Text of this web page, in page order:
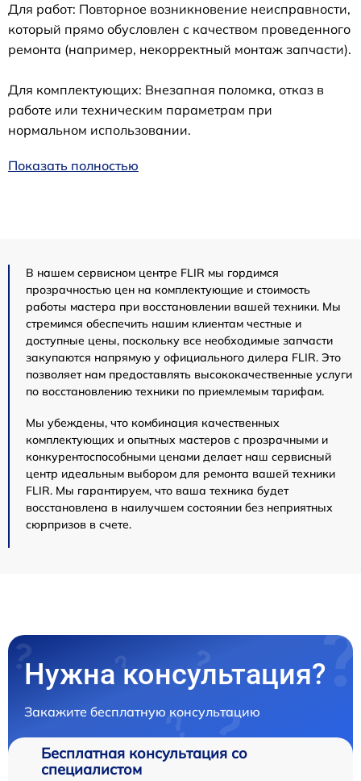
Для работ: Повторное возникновение неисправности,
который прямо обусловлен с качеством проведенного
ремонта (например, некорректный монтаж запчасти).
Для комплектующих: Внезапная поломка, отказ в
работе или техническим параметрам при
нормальном использовании.
Показать полностью
В нашем сервисном центре FLIR мы гордимся
прозрачностью цен на комплектующие и стоимость
работы мастера при восстановлении вашей техники. Мы
стремимся обеспечить нашим клиентам честные и
доступные цены, поскольку все необходимые запчасти
закупаются напрямую у официального дилера FLIR. Это
позволяет нам предоставлять высококачественные услуги
по восстановлению техники по приемлемым тарифам.
Мы убеждены, что комбинация качественных
комплектующих и опытных мастеров с прозрачными и
конкурентоспособными ценами делает наш сервисный
центр идеальным выбором для ремонта вашей техники
FLIR. Мы гарантируем, что ваша техника будет
восстановлена в наилучшем состоянии без неприятных
сюрпризов в счете.
Нужна консультация?
Закажите бесплатную консультацию
Бесплатная консультация со
специалистом